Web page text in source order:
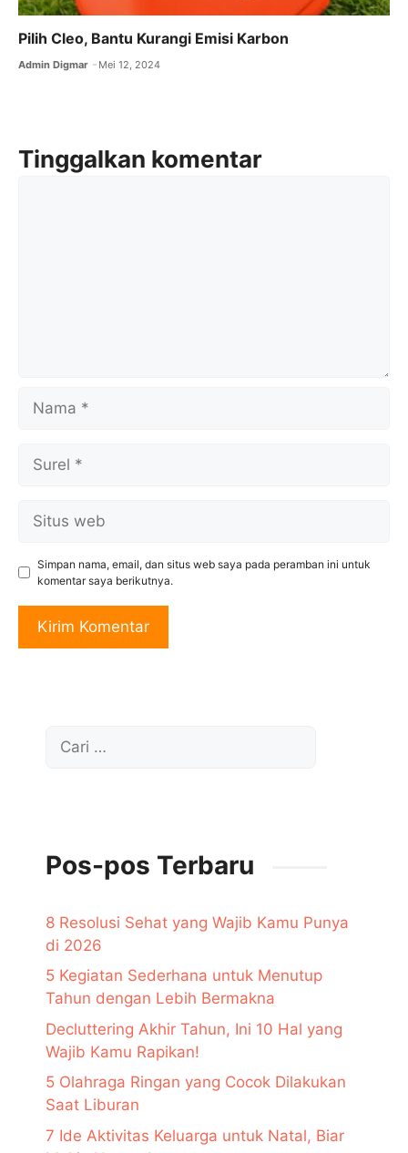
Pilih Cleo, Bantu Kurangi Emisi Karbon
Admin Digmar Mei 12, 2024
Tinggalkan komentar
web
Simpan nama, email, dan situs web saya pada peramban ini untuk
komentar saya berikutnya.
untuk:
Pos-pos Terbaru
8 Resolusi Sehat yang Wajib Kamu Punya
di 2026
5 Kegiatan Sederhana untuk Menutup
Tahun dengan Lebih Bermakna
Decluttering Akhir Tahun, Ini 10 Hal yang
Wajib Kamu Rapikan!
5 Olahraga Ringan yang Cocok Dilakukan
Saat Liburan
7 Ide Aktivitas Keluarga untuk Natal, Biar